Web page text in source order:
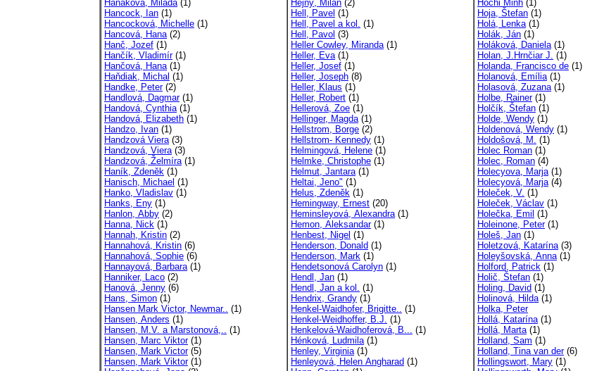
Hanáková, Milada(1)
Hancock, Ian (1)
Hancocková, Michelle (1)
Hancová, Hana(2)
Hanč, Jozef (1)
Hančík, Vladimír(1)
Hančová, Hana(1)
Haňdiak, Michal (1)
Handke, Peter(2)
Handlová, Dagmar(1)
Handová, Cynthia(1)
Handová, Elizabeth (1)
Handzo, Ivan (1)
Handzová Viera(3)
Handzová, Viera(3)
Handzová, Želmíra(1)
Haník, Zdeněk (1)
Hanisch, Michael (1)
Hanko, Vladislav (1)
Hanks, Eny (1)
Hanlon, Abby (2)
Hanna, Nick (1)
Hannah, Kristin (2)
Hannahová, Kristin (6)
Hannahová, Sophie (6)
Hannayová, Barbara(1)
Hanniker, Laco (2)
Hanová, Jenny (6)
Hans, Simon (1)
Hansen Mark Victor, Newmar.. (1)
Hansen, Anders (1)
Hansen, M.V. a Marstonová,.. (1)
Hansen, Marc Viktor(1)
Hansen, Mark Victor(5)
Hansen, Mark Viktor(1)
Hejný, Milan (2)
Hell, Pavel (1)
Hell, Pavel a kol. (1)
Hell, Pavol (3)
Heller Cowley, Miranda(1)
Heller, Eva(1)
Heller, Josef (1)
Heller, Joseph (8)
Heller, Klaus (1)
Heller, Robert (1)
Hellerová, Zoe (1)
Hellinger, Magda(1)
Hellstrom, Borge (2)
Hellstrom- Kennedy (1)
Helmingová, Helene (1)
Helmke, Christophe (1)
Helmut, Jantara(1)
Heltai, Jeno" (1)
Helus, Zdeněk (1)
Hemingway, Ernest (20)
Heminsleyová, Alexandra(1)
Hemon, Aleksandar(1)
Henbest, Nigel (1)
Henderson, Donald (1)
Henderson, Mark (1)
Hendetsonová Carolyn (1)
Hendl, Jan (1)
Hendl, Jan a kol. (1)
Hendrix, Grandy (1)
Henkel-Waidhofer, Brigitte.. (1)
Henkel-Weidhoffer, B.J. (1)
Henkelová-Waidhoferová, B... (1)
Hénková, Ludmila(1)
Henley, Virginia(1)
Henleyová, Helen Angharad (1)
Hochi Minh (1)
Hoja, Štefan (1)
Holá, Lenka(1)
Holák, Ján (1)
Holáková, Daniela(1)
Holan, J.Hrnčiar J. (1)
Holanda, Francisco de (1)
Holanová, Emília(1)
Holasová, Zuzana(1)
Holbe, Rainer(1)
Holčík, Štefan (1)
Holde, Wendy (1)
Holdenová, Wendy (1)
Holdošová, M. (1)
Holec Roman (1)
Holec, Roman (4)
Holecyova, Marja(1)
Holecyová, Marja(4)
Holeček, V. (1)
Holeček, Václav (1)
Holečka, Emil (1)
Holeinone, Peter(1)
Holeš, Jan (1)
Holetzová, Katarína(3)
Holeyšovská, Anna(1)
Holford, Patrick (1)
Holič, Štefan (1)
Holing, David (1)
Holinová, Hilda(1)
Holka, Peter
Hollá, Katarína(1)
Hollá, Marta(1)
Holland, Sam (1)
Holland, Tina van der(6)
Hollingswort, Mary (1)